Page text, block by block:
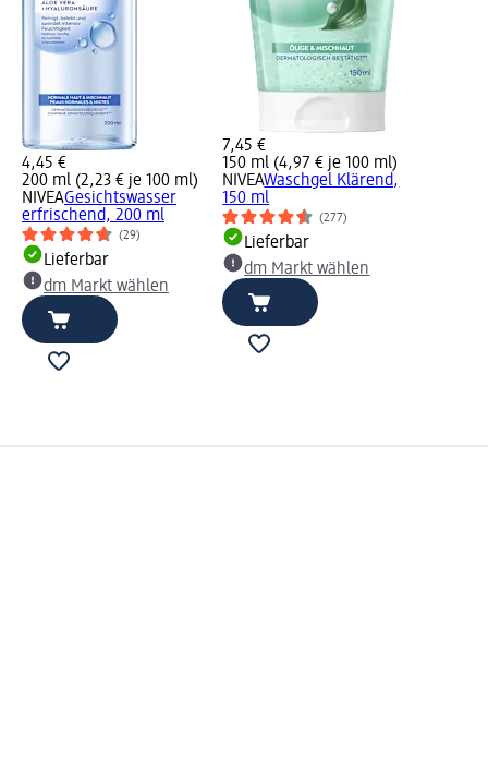
4,45 €
200 ml (2,23 € je 100 ml)
NIVEAGesichtswasser
erfrischend, 200 ml
(29)
Lieferbar
dm Markt wählen
7,45 €
150 ml (4,97 € je 100 ml)
NIVEAWaschgel Klärend,
150 ml
(277)
Lieferbar
dm Markt wählen